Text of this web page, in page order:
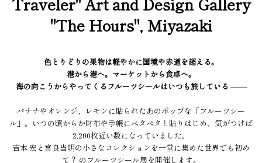
"The Hours", Miyazaki
色とりどりの果物は軽やかに国境や赤道を超える。
港から港へ。マーケットから食卓へ。
海の向こうからやってくるフルーツシールはいつも旅している ––––
バナナやオレンジ、レモンに貼られたあのポップな「フルーツシー
ル」。いつの頃からか財布や手帳にペタペタと貼りはじめ、気がつけば
2,200枚近い数になっていました。
吉本 宏と宮良当明の小さなコレクションを一堂に集めた世界でも初め
て？ のフルーツシール展を開催します。